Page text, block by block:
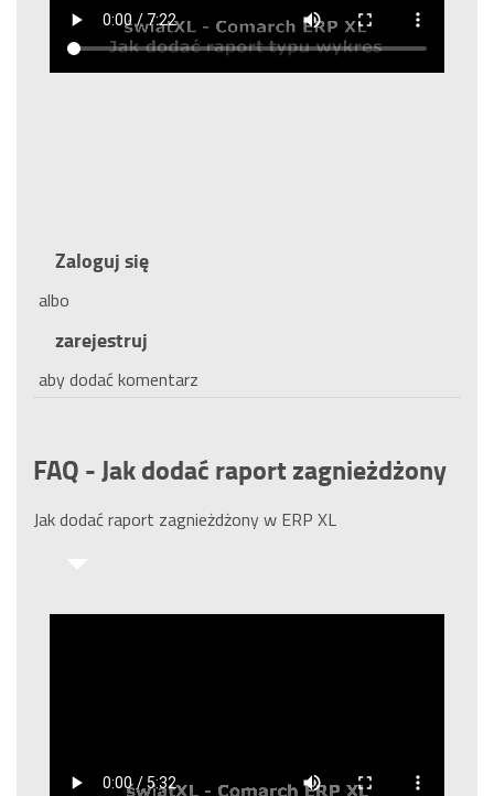
Zaloguj się
albo
zarejestruj
aby dodać komentarz
FAQ - Jak dodać raport zagnieżdżony
Jak dodać raport zagnieżdżony w ERP XL